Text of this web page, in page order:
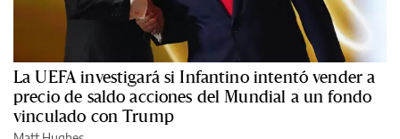
La UEFA investigará si Infantino intentó vender a
precio de saldo acciones del Mundial a un fondo
vinculado con Trump